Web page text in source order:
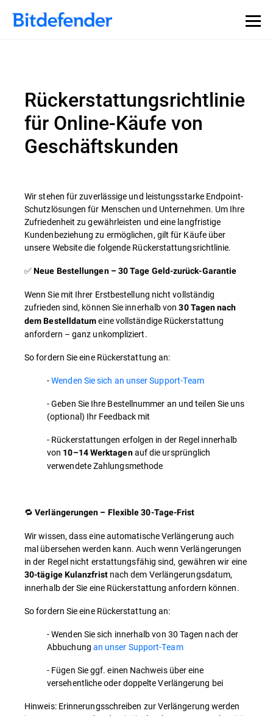
Rückerstattungsrichtlinie
für Online-Käufe von
Geschäftskunden
Wir stehen für zuverlässige und leistungsstarke Endpoint-
Schutzlösungen für Menschen und Unternehmen. Um Ihre
Zufriedenheit zu gewährleisten und eine langfristige
Kundenbeziehung zu ermöglichen, gilt für Käufe über
unsere Website die folgende Rückerstattungsrichtlinie.
✅Neue Bestellungen – 30 Tage Geld-zurück-Garantie
Wenn Sie mit Ihrer Erstbestellung nicht vollständig
zufrieden sind, können Sie innerhalb von30 Tagen nach
dem Bestelldatumeine vollständige Rückerstattung
anfordern – ganz unkompliziert.
So fordern Sie eine Rückerstattung an:
-Wenden Sie sich an unser Support-Team
- Geben Sie Ihre Bestellnummer an und teilen Sie uns
(optional) Ihr Feedback mit
- Rückerstattungen erfolgen in der Regel innerhalb
von 10–14 Werktagenauf die ursprünglich
verwendete Zahlungsmethode
🔁Verlängerungen – Flexible 30-Tage-Frist
Wir wissen, dass eine automatische Verlängerung auch
mal übersehen werden kann. Auch wenn Verlängerungen
in der Regel nicht erstattungsfähig sind, gewähren wir eine
30-tägige Kulanzfristnach dem Verlängerungsdatum,
innerhalb der Sie eine Rückerstattung anfordern können.
So fordern Sie eine Rückerstattung an:
- Wenden Sie sich innerhalb von 30 Tagen nach der
Abbuchung an unser Support-Team
- Fügen Sie ggf. einen Nachweis über eine
versehentliche oder doppelte Verlängerung bei
Hinweis: Erinnerungsschreiben zur Verlängerung werden